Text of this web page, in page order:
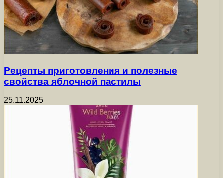
Рецепты приготовления и полезные
свойства яблочной пастилы
25.11.2025